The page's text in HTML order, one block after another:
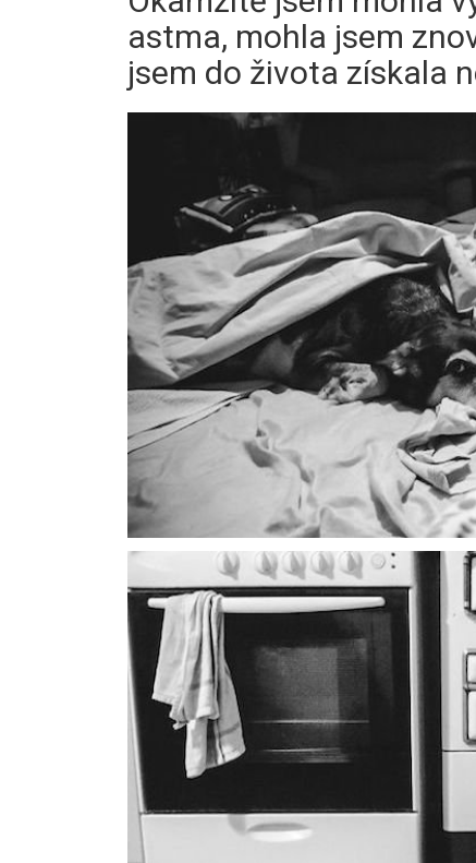
astma, mohla jsem
jsem do života získala